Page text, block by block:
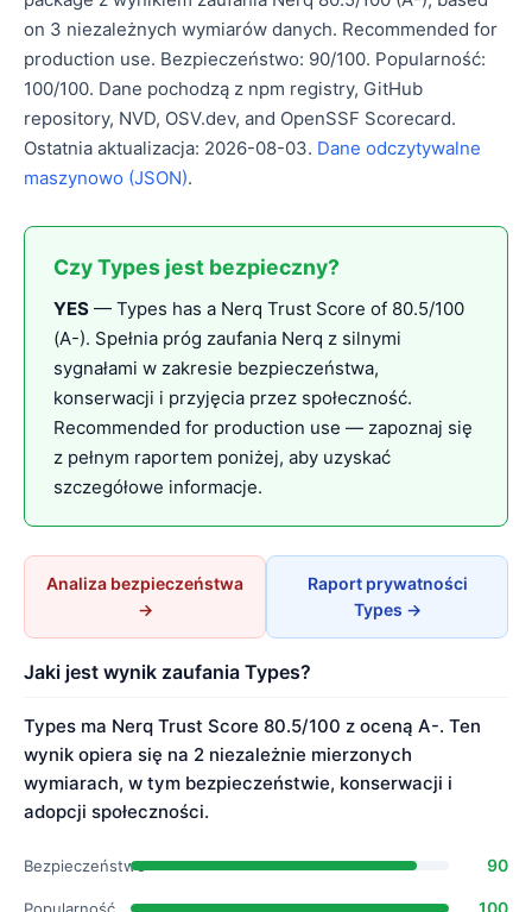
on 3 niezależnych wymiarów danych. Recommended for
production use. Bezpieczeństwo: 90/100. Popularność:
100/100. Dane pochodzą z npm registry, GitHub
repository, NVD, OSV.dev, and OpenSSF Scorecard.
Ostatnia aktualizacja: 2026-08-03. Dane odczytywalne
maszynowo (JSON).
Czy Types jest bezpieczny?
YES — Types has a Nerq Trust Score of 80.5/100
(A-). Spełnia próg zaufania Nerq z silnymi
sygnałami w zakresie bezpieczeństwa,
konserwacji i przyjęcia przez społeczność.
Recommended for production use — zapoznaj się
z pełnym raportem poniżej, aby uzyskać
szczegółowe informacje.
Analiza bezpieczeństwa
→
Raport prywatności
Types →
Jaki jest wynik zaufania Types?
Types ma Nerq Trust Score 80.5/100 z oceną A-. Ten
wynik opiera się na 2 niezależnie mierzonych
wymiarach, w tym bezpieczeństwie, konserwacji i
adopcji społeczności.
Bezpieczeństwo 90
100